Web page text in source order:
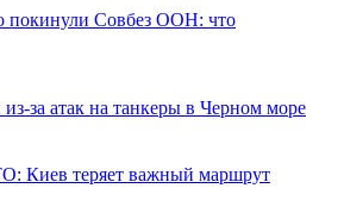
Совбез ООН: что
за атак на танкеры в Черном море
Киев теряет важный маршрут